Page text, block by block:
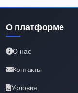
О платформе
О нас
Контакты
Условия